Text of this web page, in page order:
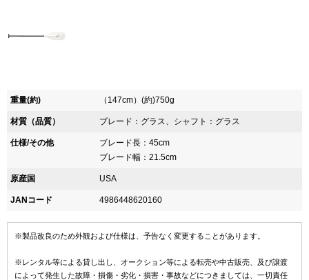
重量(約) （147cm）(約)750g
材質（品質） ブレード：グラス、シャフト：グラス
仕様/その他
ブレード長：45cm
ブレード幅：21.5cm
原産国 USA
JANコード 4986448620160
※製品改良のため外観および仕様は、予告なく変更することがあります。
※レンタル等による貸し出し、オークション等による転売や中古販売、及び譲渡
によって発生した故障・損傷・劣化・損害・事故などにつきましては、一切責任